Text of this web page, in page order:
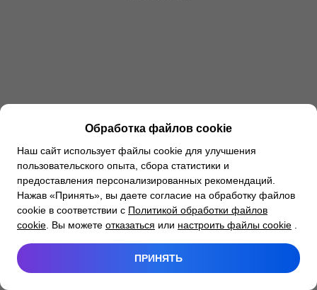
Обработка файлов cookie
Наш сайт использует файлы cookie для улучшения
пользовательского опыта, сбора статистики и
предоставления персонализированных рекомендаций.
Нажав «Принять», вы даете согласие на обработку файлов
cookie в соответствии с Политикой обработки файлов
cookie . Вы можете отказаться или настроить файлы cookie
ПРИНЯТЬ